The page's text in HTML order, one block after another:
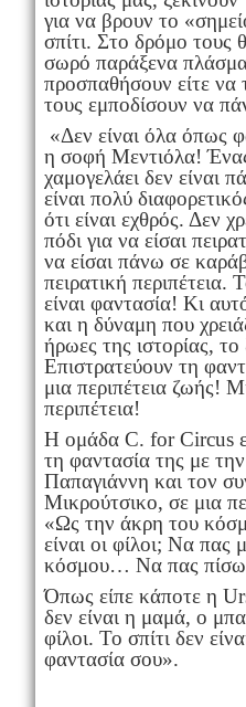
για να βρουν το
σπίτι. Στο δρόμο τους
σωρό παράξενα
προσπαθήσουν είτε να
τους εμποδίσουν να
«Δεν είναι όλα όπως
η σοφή Μεντιόλα!
χαμογελάει δεν είναι
είναι πολύ
ότι είναι εχθρός. Δεν
πόδι για να είσαι
να είσαι πάνω σε
πειρατική περιπέτεια.
είναι φαντασία! Κι
και η δύναμη που
ήρωες της ιστορίας,
Επιστρατεύουν τη
μια περιπέτεια ζωής!
περιπέτεια!
Η ομάδα C. for Circus
τη φαντασία της με
Παπαγιάννη και τον
Μικρούτσικο, σε μια
«Ως την άκρη του
είναι οι φίλοι; Να πας
κόσμου… Να πας πίσω
Όπως είπε κάποτε η
δεν είναι η μαμά, ο
φίλοι. Το σπίτι δεν
φαντασία σου».